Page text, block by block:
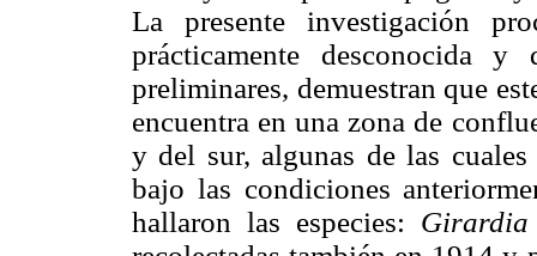
La presente investigación
prácticamente desconocida
preliminares, demuestran que
encuentra en una zona de
y del sur, algunas de las
bajo las condiciones
hallaron las especies: